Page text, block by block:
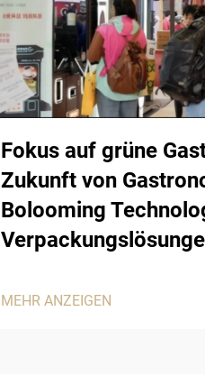
Fokus auf grüne
Zukunft von
Bolooming
MEHR ANZEIGEN